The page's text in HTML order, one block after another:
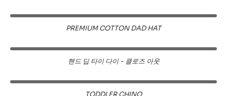
PREMIUM COTTON DAD HAT
핸드 딥 타이 다이 - 클로즈 아웃
TODDLER CHINO